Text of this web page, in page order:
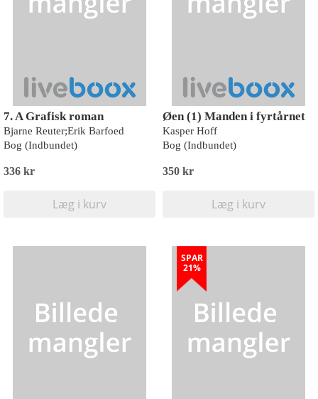
7. A Grafisk roman
Bjarne Reuter;Erik Barfoed
Bog (Indbundet)
336 kr
Læg i kurv
Øen (1) Manden i fyrtårnet
Kasper Hoff
Bog (Indbundet)
350 kr
Læg i kurv
SPAR
21%